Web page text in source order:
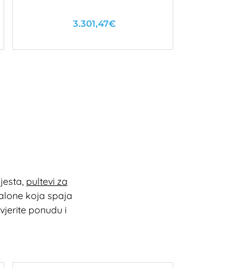
3.301,47€
Nedostupno
pultevi za
koja spaja
ponudu i